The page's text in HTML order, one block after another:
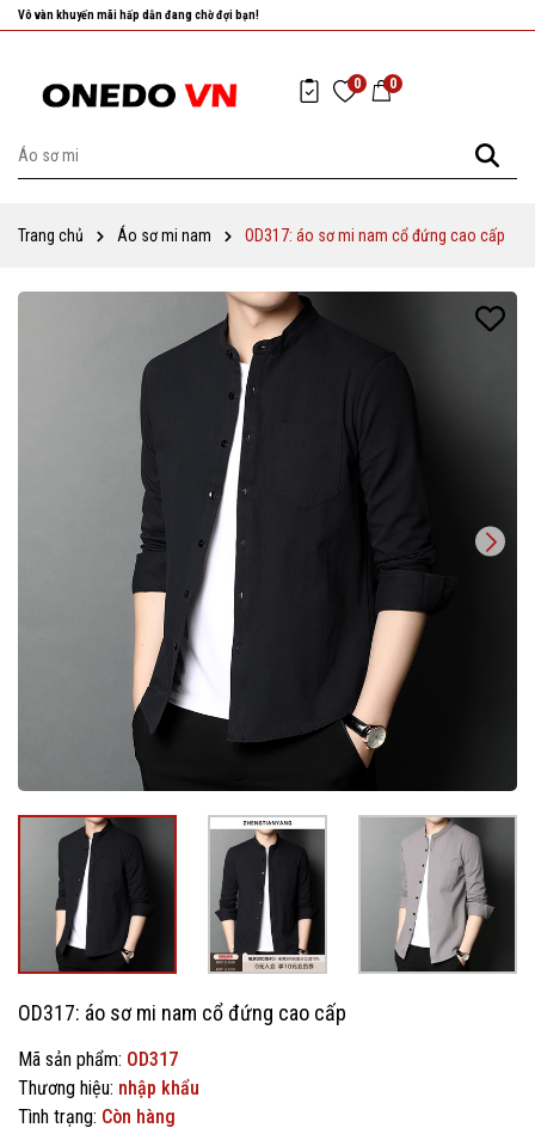
Vô vàn khuyến mãi hấp dẫn đang chờ đợi bạn!
0 0
Trang chủ Áo sơ mi nam OD317: áo sơ mi nam cổ đứng cao cấp
OD317: áo sơ mi nam cổ đứng cao cấp
Mã sản phẩm: OD317
Thương hiệu: nhập khẩu
Tình trạng: Còn hàng